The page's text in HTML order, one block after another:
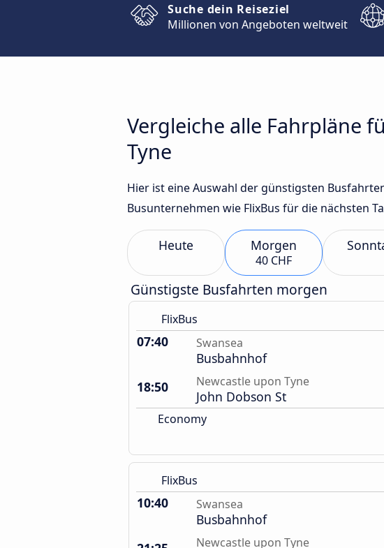
Suche dein Reiseziel
Millionen von Angeboten weltweit
Vergleiche alle Fahrpläne
Tyne
Hier ist eine Auswahl der günstigsten
Busunternehmen wie FlixBus für die nächsten
Heute Morgen
40 CHF
Günstigste Busfahrten morgen
FlixBus
07:40 Swansea
Busbahnhof
18:50
Newcastle upon Tyne
John Dobson St
Economy
FlixBus
10:40 Swansea
Busbahnhof
Newcastle upon Tyne